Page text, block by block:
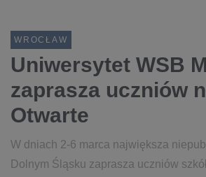
WROCŁAW
Uniwersytet WSB
zaprasza uczniów
Otwarte
W dniach 2-6 marca największa
Dolnym Śląsku zaprasza uczniów